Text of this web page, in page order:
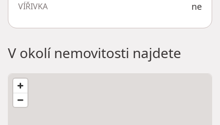
VÍŘIVKA ne
V okolí nemovitosti najdete